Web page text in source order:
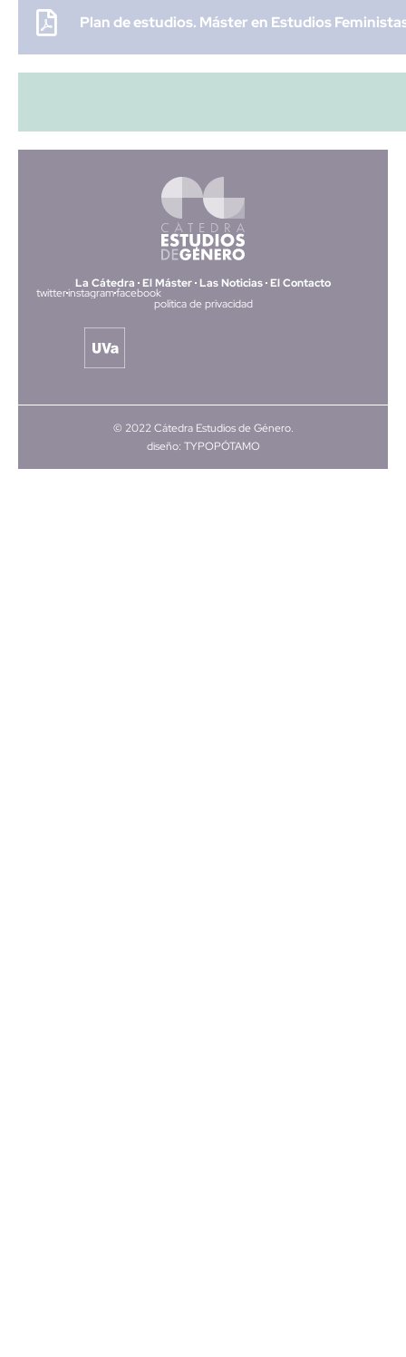
Plan de estudios. Máster en Estudios
La Cátedra El Máster Las Noticias El Contacto
twitterinstagramfacebook
política de privacidad
© 2022 Cátedra Estudios de Género.
diseño: TYPOPÓTAMO